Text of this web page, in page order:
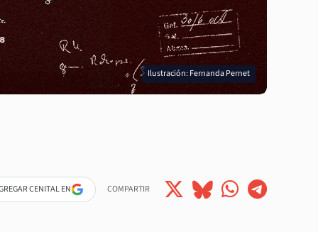
Ilustración: Fernanda Pernet
CENITAL EN COMPARTIR